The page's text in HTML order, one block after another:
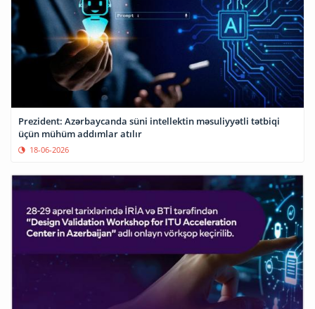
Prezident: Azərbaycanda süni intellektin məsuliyyətli tətbiqi
üçün mühüm addımlar atılır
18-06-2026